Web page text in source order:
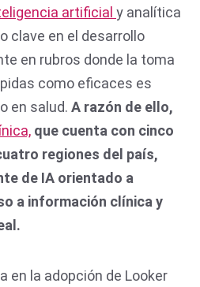
artificial y analítica
clave en el desarrollo
en rubros donde la toma
como eficaces es
en salud. A razón de ello,
que cuenta con cinco
regiones del país,
de IA orientado a
a información clínica y
en la adopción de Looker